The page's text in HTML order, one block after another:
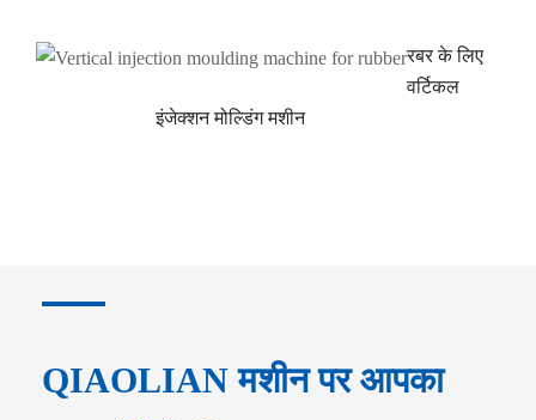
रबर के लिए
वर्टिकल
इंजेक्शन मोल्डिंग मशीन
QIAOLIAN मशीन पर आपका